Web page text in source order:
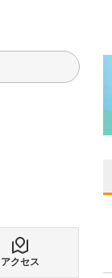
アクセス